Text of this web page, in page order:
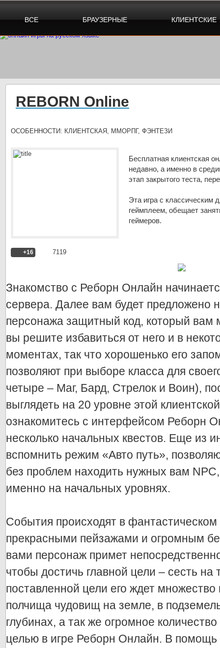
ВСЕ БРАУЗЕРНЫЕ КЛИЕНТСКИЕ
REBORN Online
ОСОБЕННОСТИ: КЛИЕНТСКАЯ, ММОРПГ, ФЭНТЕЗИ
Бесплатная клиентская
недавно, а именно в
этап закрытого теста,
Эта игра с
геймплеем, обещает
геймеров.
7119
+16
Знакомство с Реборн Онлайн
сервера. Далее вам будет предложено
персонажа защитный код, который вам
вы решите избавиться от него и в
моментах, так что хорошенько его
позволяют при выборе класса для
четыре – Маг, Бард, Стрелок и Воин),
выглядеть на 20 уровне этой
ознакомитесь с интерфейсом Реборн
несколько начальных квестов. Еще из
вспомнить режим «Авто путь»,
без проблем находить нужных вам
именно на начальных уровнях.
События происходят в
прекрасными пейзажами и огромным
вами персонаж примет
чтобы достичь главной цели – сесть на
поставленной цели его ждет
полчища чудовищ на земле, в
глубинах, а так же огромное
целью в игре Реборн Онлайн. В помощь